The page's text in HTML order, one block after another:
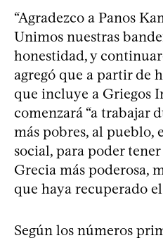
“Agradezco a Panos
Unimos nuestras
honestidad, y
agregó que a partir de
que incluye a Griegos
comenzará “a trabajar
más pobres, al pueblo,
social, para poder
Grecia más poderosa,
que haya recuperado
Según los números